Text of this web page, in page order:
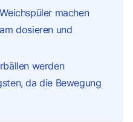
machen
dosieren und
werden
da die Bewegung